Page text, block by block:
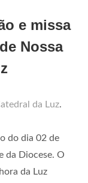
e missa
Nossa
da Luz.
do dia 02 de
da Diocese. O
da Luz